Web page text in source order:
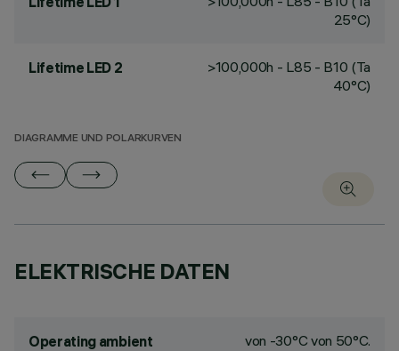
25°C)
Lifetime LED 2
>100,000h - L85 - B10 (Ta
40°C)
DIAGRAMME UND POLARKURVEN
ELEKTRISCHE DATEN
Operating ambient
von -30°C von 50°C.